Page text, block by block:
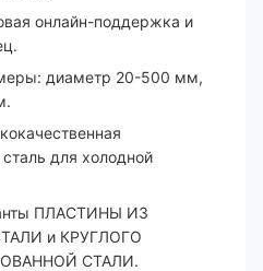
онлайн-поддержка и
диаметр 20-500 мм,
для холодной
ПЛАСТИНЫ ИЗ
и КРУГЛОГО
СТАЛИ.